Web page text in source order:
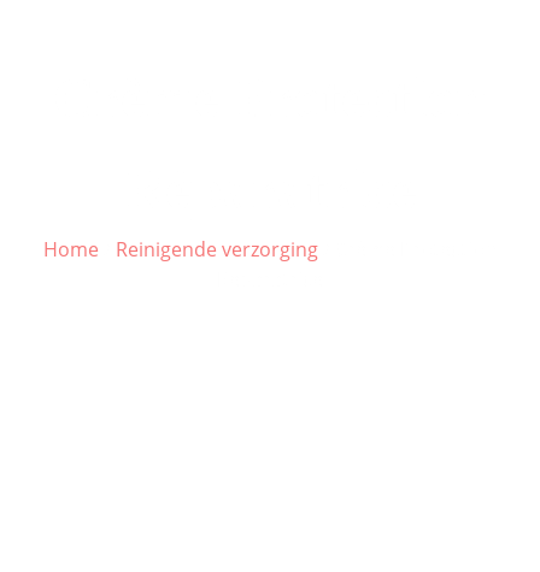
Home Reinigende verzorging